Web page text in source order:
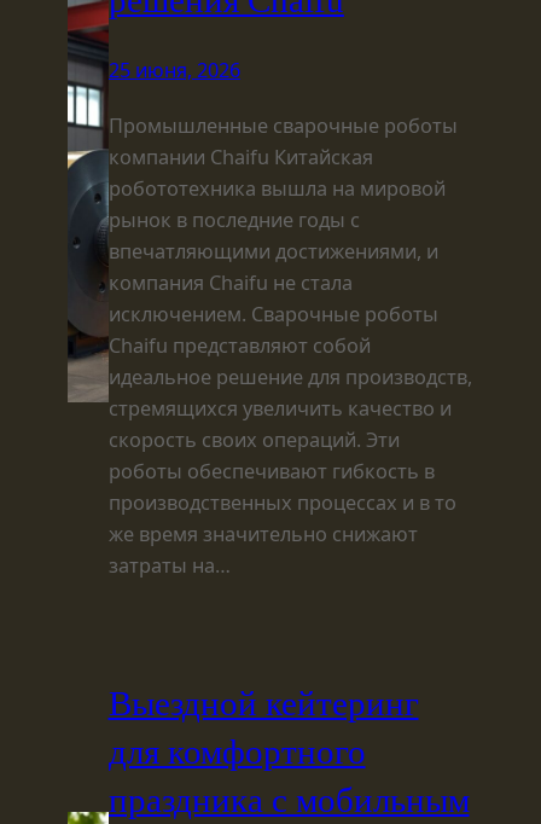
25 июня, 2026
Промышленные сварочные роботы
компании Chaifu Китайская
робототехника вышла на мировой
рынок в последние годы с
впечатляющими достижениями, и
компания Chaifu не стала
исключением. Сварочные роботы
Chaifu представляют собой
идеальное решение для производств,
стремящихся увеличить качество и
скорость своих операций. Эти
роботы обеспечивают гибкость в
производственных процессах и в то
же время значительно снижают
затраты на…
Выездной кейтеринг
для комфортного
праздника с мобильным